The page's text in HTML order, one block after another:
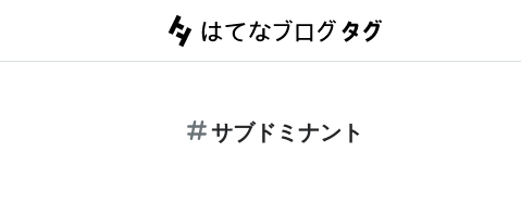
サブドミナント